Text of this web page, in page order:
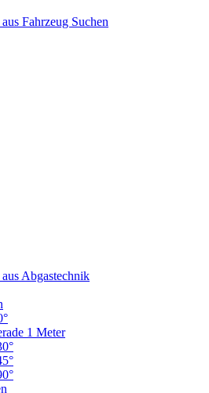
Fahrzeug Suchen
Abgastechnik
1 Meter